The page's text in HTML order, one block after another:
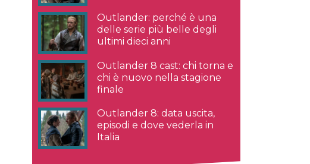
Outlander: perché è una
delle serie più belle degli
ultimi dieci anni
Outlander 8 cast: chi torna e
chi è nuovo nella stagione
finale
Outlander 8: data uscita,
episodi e dove vederla in
Italia